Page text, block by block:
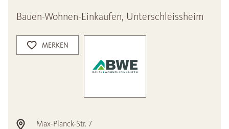
Bauen-Wohnen-Einkaufen, Unterschleissheim
MERKEN
Max-Planck-Str. 7